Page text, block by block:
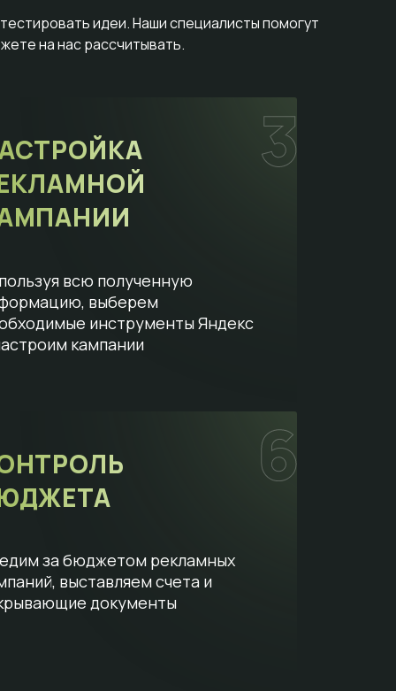
идеи. Наши специалисты помогут
на нас рассчитывать.
всю полученную
выберем
инструменты Яндекс
кампании
за бюджетом рекламных
выставляем счета и
документы